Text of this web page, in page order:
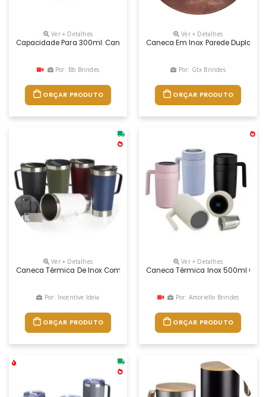
Ver + Detalhes
Capacidade Para 300ml. Caneca Plástica, Atóxica, Composta Por Três
Por: Bb Brindes
ORÇAR PRODUTO
Ver + Detalhes
Caneca Em Inox Parede Dupla,
Por: Gtx Brindes
ORÇAR PRODUTO
Ver + Detalhes
Caneca Térmica De Inox Com Capacidade Para 500ml. Acompanha
Por: Incentive Ideia
ORÇAR PRODUTO
Ver + Detalhes
Caneca Térmica Inox 500ml
Por: Amoriello Brindes
ORÇAR PRODUTO